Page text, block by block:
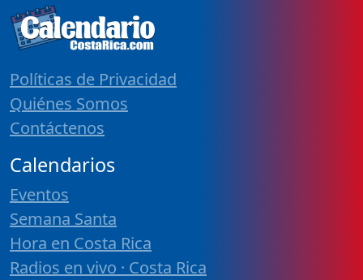
Políticas de Privacidad
Quiénes Somos
Contáctenos
Calendarios
Eventos
Semana Santa
Hora en Costa Rica
Radios en vivo · Costa Rica